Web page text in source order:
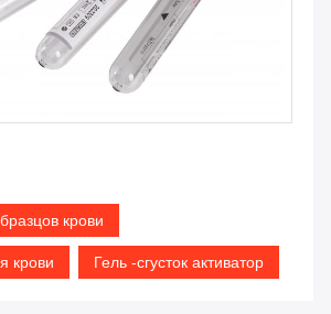
крови
крови Гель -сгусток активатор